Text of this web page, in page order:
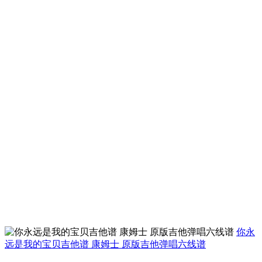
你永
远是我的宝贝吉他谱 康姆士 原版吉他弹唱六线谱